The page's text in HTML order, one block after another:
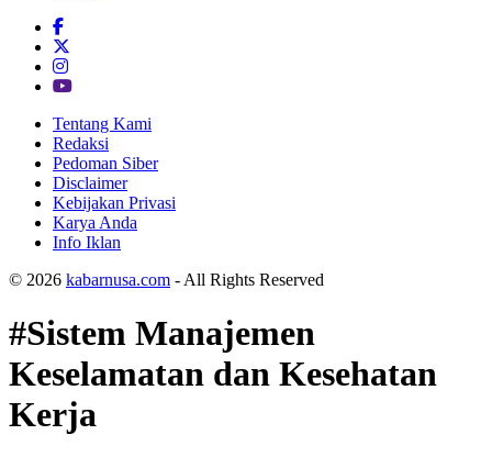
Tentang Kami
Redaksi
Pedoman Siber
Disclaimer
Kebijakan Privasi
Karya Anda
Info Iklan
© 2026 kabarnusa.com - All Rights Reserved
#Sistem Manajemen
Keselamatan dan Kesehatan
Kerja